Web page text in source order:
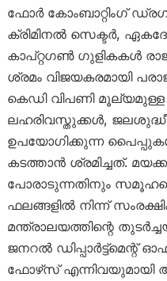
ഫോർ കോംബാറ്റിംഗ്
ക്രിമിനൽ സെക്ടർ,
കാപ്റ്റഗൺ ഗുളികകൾ
ശ്രമം വിജയകരമായി
കെഡി വിപണി
ലഹരിവസ്തുക്കൾ,
ഉപയോഗിക്കുന്ന
കടത്താൻ ശ്രമിച്ചത്.
പോരാടുന്നതിനും
ഫലങ്ങളിൽ നിന്ന്
മന്ത്രാലയത്തിന്റെ
ജനറൽ ഡിപ്പാർട്ട്‌മെന്റ്
ഫോഴ്‌സ്